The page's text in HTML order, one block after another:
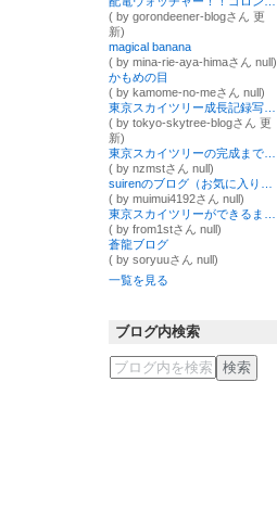
( by gorondeener-blogさん 更
新)
magical banana
( by mina-rie-aya-himaさん null)
かもめの目
( by kamome-no-meさん null)
( by tokyo-skytree-blogさん 更
新)
( by nzmstさん null)
( by muimui4192さん null)
( by from1stさん null)
蒼龍ブログ
( by soryuuさん null)
一覧を見る
ブログ内検索